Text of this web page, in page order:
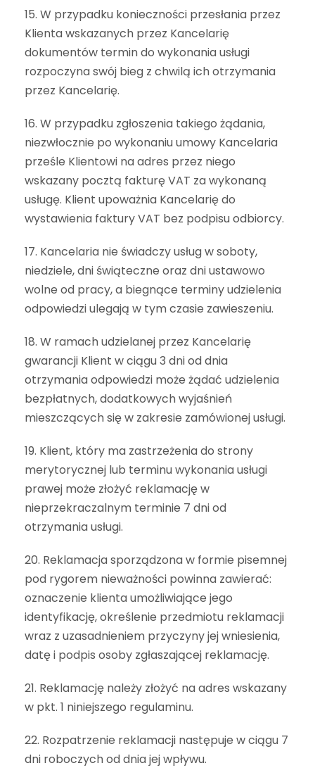
15. W przypadku konieczności przesłania przez
Klienta wskazanych przez Kancelarię
dokumentów termin do wykonania usługi
rozpoczyna swój bieg z chwilą ich otrzymania
przez Kancelarię.
16. W przypadku zgłoszenia takiego żądania,
niezwłocznie po wykonaniu umowy Kancelaria
prześle Klientowi na adres przez niego
wskazany pocztą fakturę VAT za wykonaną
usługę. Klient upoważnia Kancelarię do
wystawienia faktury VAT bez podpisu odbiorcy.
17. Kancelaria nie świadczy usług w soboty,
niedziele, dni świąteczne oraz dni ustawowo
wolne od pracy, a biegnące terminy udzielenia
odpowiedzi ulegają w tym czasie zawieszeniu.
18. W ramach udzielanej przez Kancelarię
gwarancji Klient w ciągu 3 dni od dnia
otrzymania odpowiedzi może żądać udzielenia
bezpłatnych, dodatkowych wyjaśnień
mieszczących się w zakresie zamówionej usługi.
19. Klient, który ma zastrzeżenia do strony
merytorycznej lub terminu wykonania usługi
prawej może złożyć reklamację w
nieprzekraczalnym terminie 7 dni od
otrzymania usługi.
20. Reklamacja sporządzona w formie pisemnej
pod rygorem nieważności powinna zawierać:
oznaczenie klienta umożliwiające jego
identyfikację, określenie przedmiotu reklamacji
wraz z uzasadnieniem przyczyny jej wniesienia,
datę i podpis osoby zgłaszającej reklamację.
21. Reklamację należy złożyć na adres wskazany
w pkt. 1 niniejszego regulaminu.
22. Rozpatrzenie reklamacji następuje w ciągu 7
dni roboczych od dnia jej wpływu.